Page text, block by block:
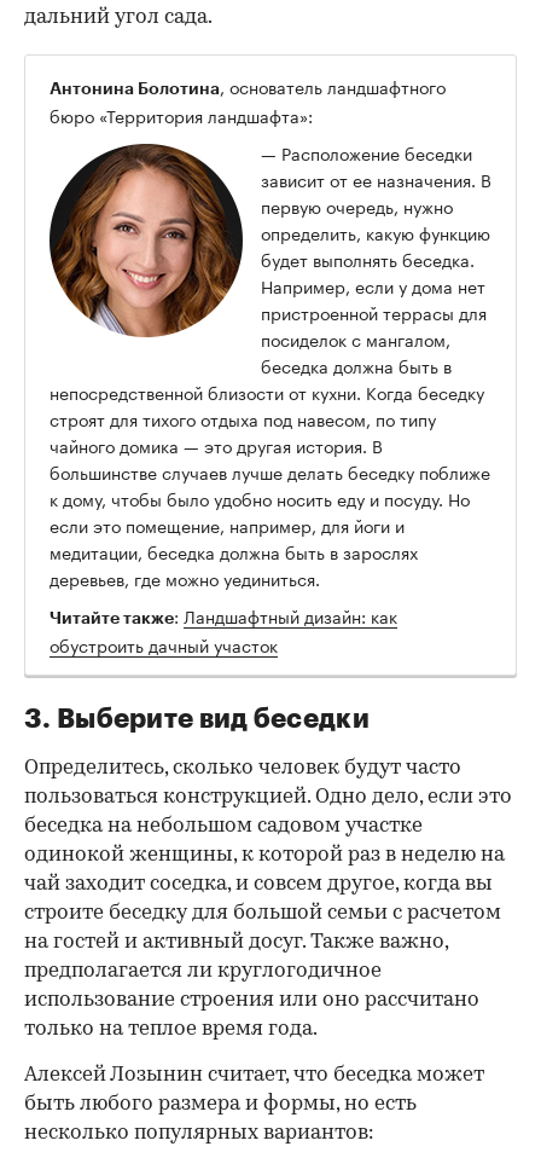
дальний угол сада.
Антонина Болотина, основатель ландшафтного
бюро «Территория ландшафта»:
— Расположение беседки
зависит от ее назначения. В
первую очередь, нужно
определить, какую функцию
будет выполнять беседка.
Например, если у дома нет
пристроенной террасы для
посиделок с мангалом,
беседка должна быть в
непосредственной близости от кухни. Когда беседку
строят для тихого отдыха под навесом, по типу
чайного домика — это другая история. В
большинстве случаев лучше делать беседку поближе
к дому, чтобы было удобно носить еду и посуду. Но
если это помещение, например, для йоги и
медитации, беседка должна быть в зарослях
деревьев, где можно уединиться.
Читайте также: Ландшафтный дизайн: как
обустроить дачный участок
3. Выберите вид беседки
Определитесь, сколько человек будут часто
пользоваться конструкцией. Одно дело, если это
беседка на небольшом садовом участке
одинокой женщины, к которой раз в неделю на
чай заходит соседка, и совсем другое, когда вы
строите беседку для большой семьи с расчетом
на гостей и активный досуг. Также важно,
предполагается ли круглогодичное
использование строения или оно рассчитано
только на теплое время года.
Алексей Лозынин считает, что беседка может
быть любого размера и формы, но есть
несколько популярных вариантов: